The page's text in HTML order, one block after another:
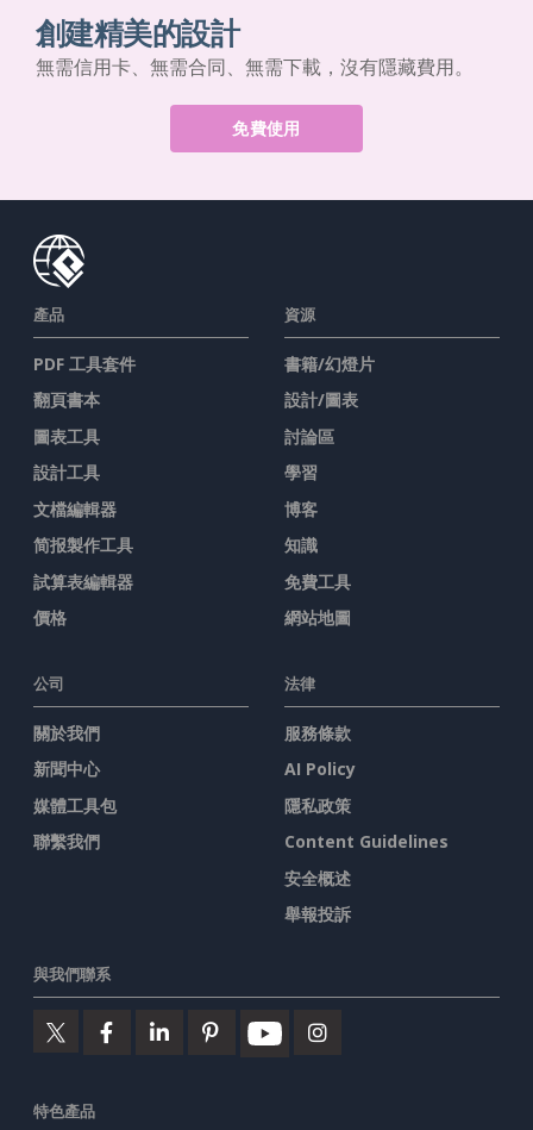
創建精美的設計
無需信用卡、無需合同、無需下載，沒有隱藏費用。
免費使用
產品
PDF 工具套件
翻頁書本
圖表工具
設計工具
文檔編輯器
简报製作工具
試算表編輯器
價格
資源
書籍/幻燈片
設計/圖表
討論區
學習
博客
知識
免費工具
網站地圖
公司
關於我們
新聞中心
媒體工具包
聯繫我們
法律
服務條款
AI Policy
隱私政策
Content Guidelines
安全概述
舉報投訴
與我們聯系
特色產品